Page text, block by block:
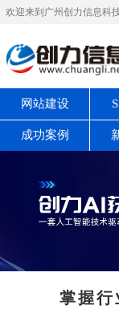
欢迎来到广州创力信息科
网站建设
成功案例
掌握